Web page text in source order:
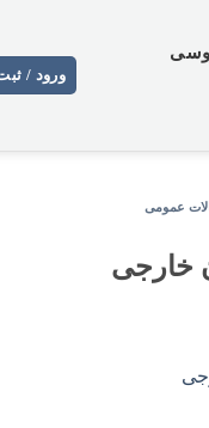
ورود /
عمومی
خارجی